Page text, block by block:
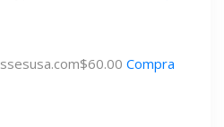
$60.00 Compra